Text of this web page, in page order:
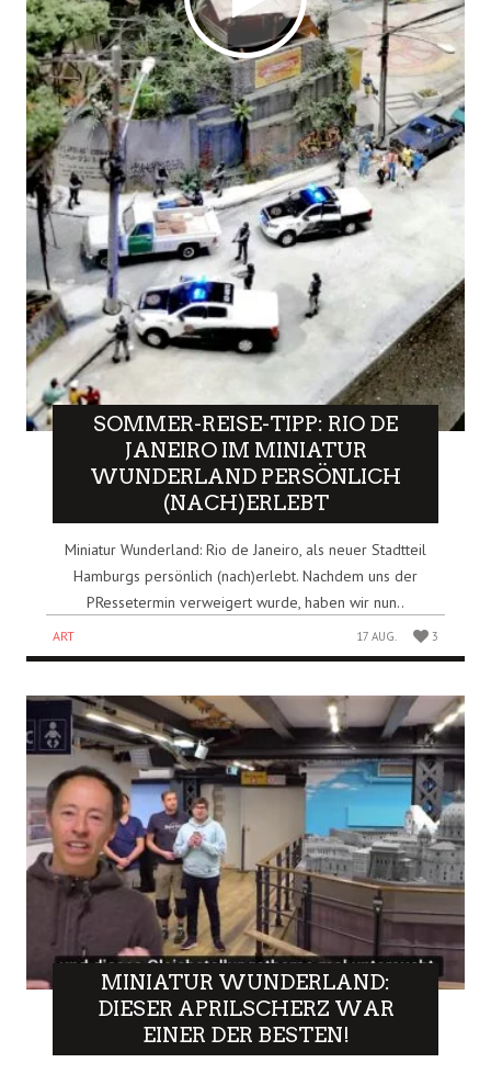
SOMMER-REISE-TIPP: RIO DE
JANEIRO IM MINIATUR
WUNDERLAND PERSÖNLICH
(NACH)ERLEBT
Miniatur Wunderland: Rio de Janeiro, als neuer Stadtteil
Hamburgs persönlich (nach)erlebt. Nachdem uns der
PRessetermin verweigert wurde, haben wir nun..
ART 17 AUG. 3
MINIATUR WUNDERLAND:
DIESER APRILSCHERZ WAR
EINER DER BESTEN!